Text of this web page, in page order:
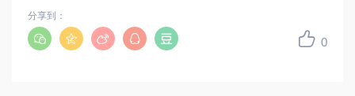
0
分享到：